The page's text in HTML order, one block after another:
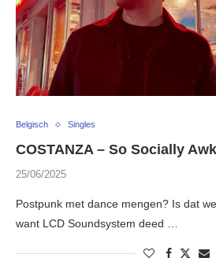
Belgisch Singles
COSTANZA – So Socially
25/06/2025
Postpunk met dance mengen? Is dat
want LCD Soundsystem deed …